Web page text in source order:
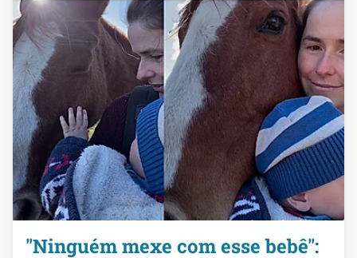
"Ninguém mexe com esse bebê":